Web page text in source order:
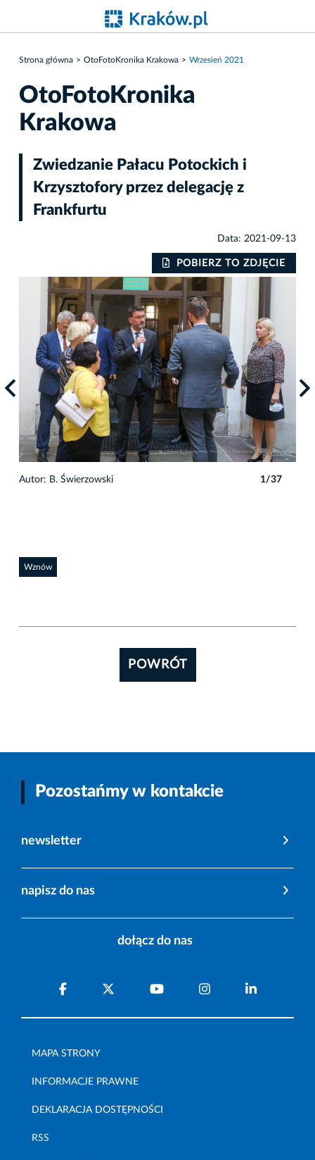
Strona główna OtoFotoKronika Krakowa Wrzesień 2021
OtoFotoKronika
Krakowa
Zwiedzanie Pałacu Potockich i
Krzysztofory przez delegację z
Frankfurtu
Data: 2021-09-13
POBIERZ TO ZDJĘCIE
Autor: B. Świerzowski 1/37
Wznów
POWRÓT
Pozostańmy w kontakcie
newsletter
napisz do nas
dołącz do nas
MAPA STRONY
INFORMACJE PRAWNE
DEKLARACJA DOSTĘPNOŚCI
RSS